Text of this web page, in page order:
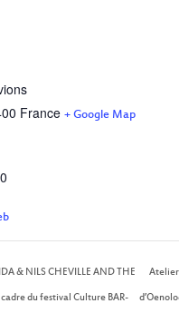
France + Google Map
& NILS CHEVILLE AND THE
du festival Culture BAR-
Atelier